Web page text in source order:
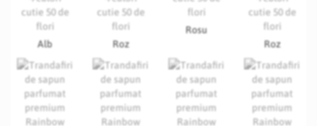
Alb Roz
Rosu
Roz